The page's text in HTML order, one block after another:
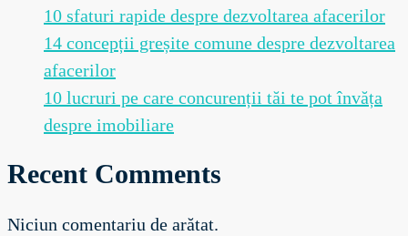
10 sfaturi rapide despre dezvoltarea afacerilor
14 concepții greșite comune despre dezvoltarea
afacerilor
10 lucruri pe care concurenții tăi te pot învăța
despre imobiliare
Recent Comments
Niciun comentariu de arătat.